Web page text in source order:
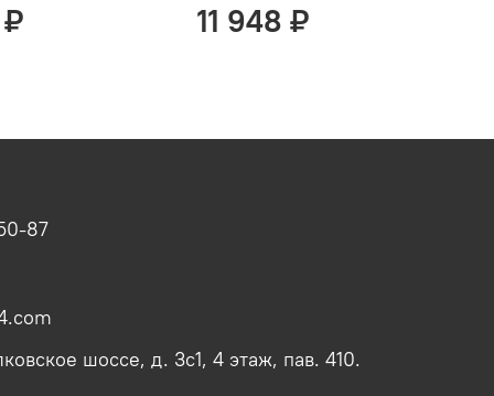
₽ 11 948 ₽
87
шоссе, д. 3с1, 4 этаж, пав. 410.